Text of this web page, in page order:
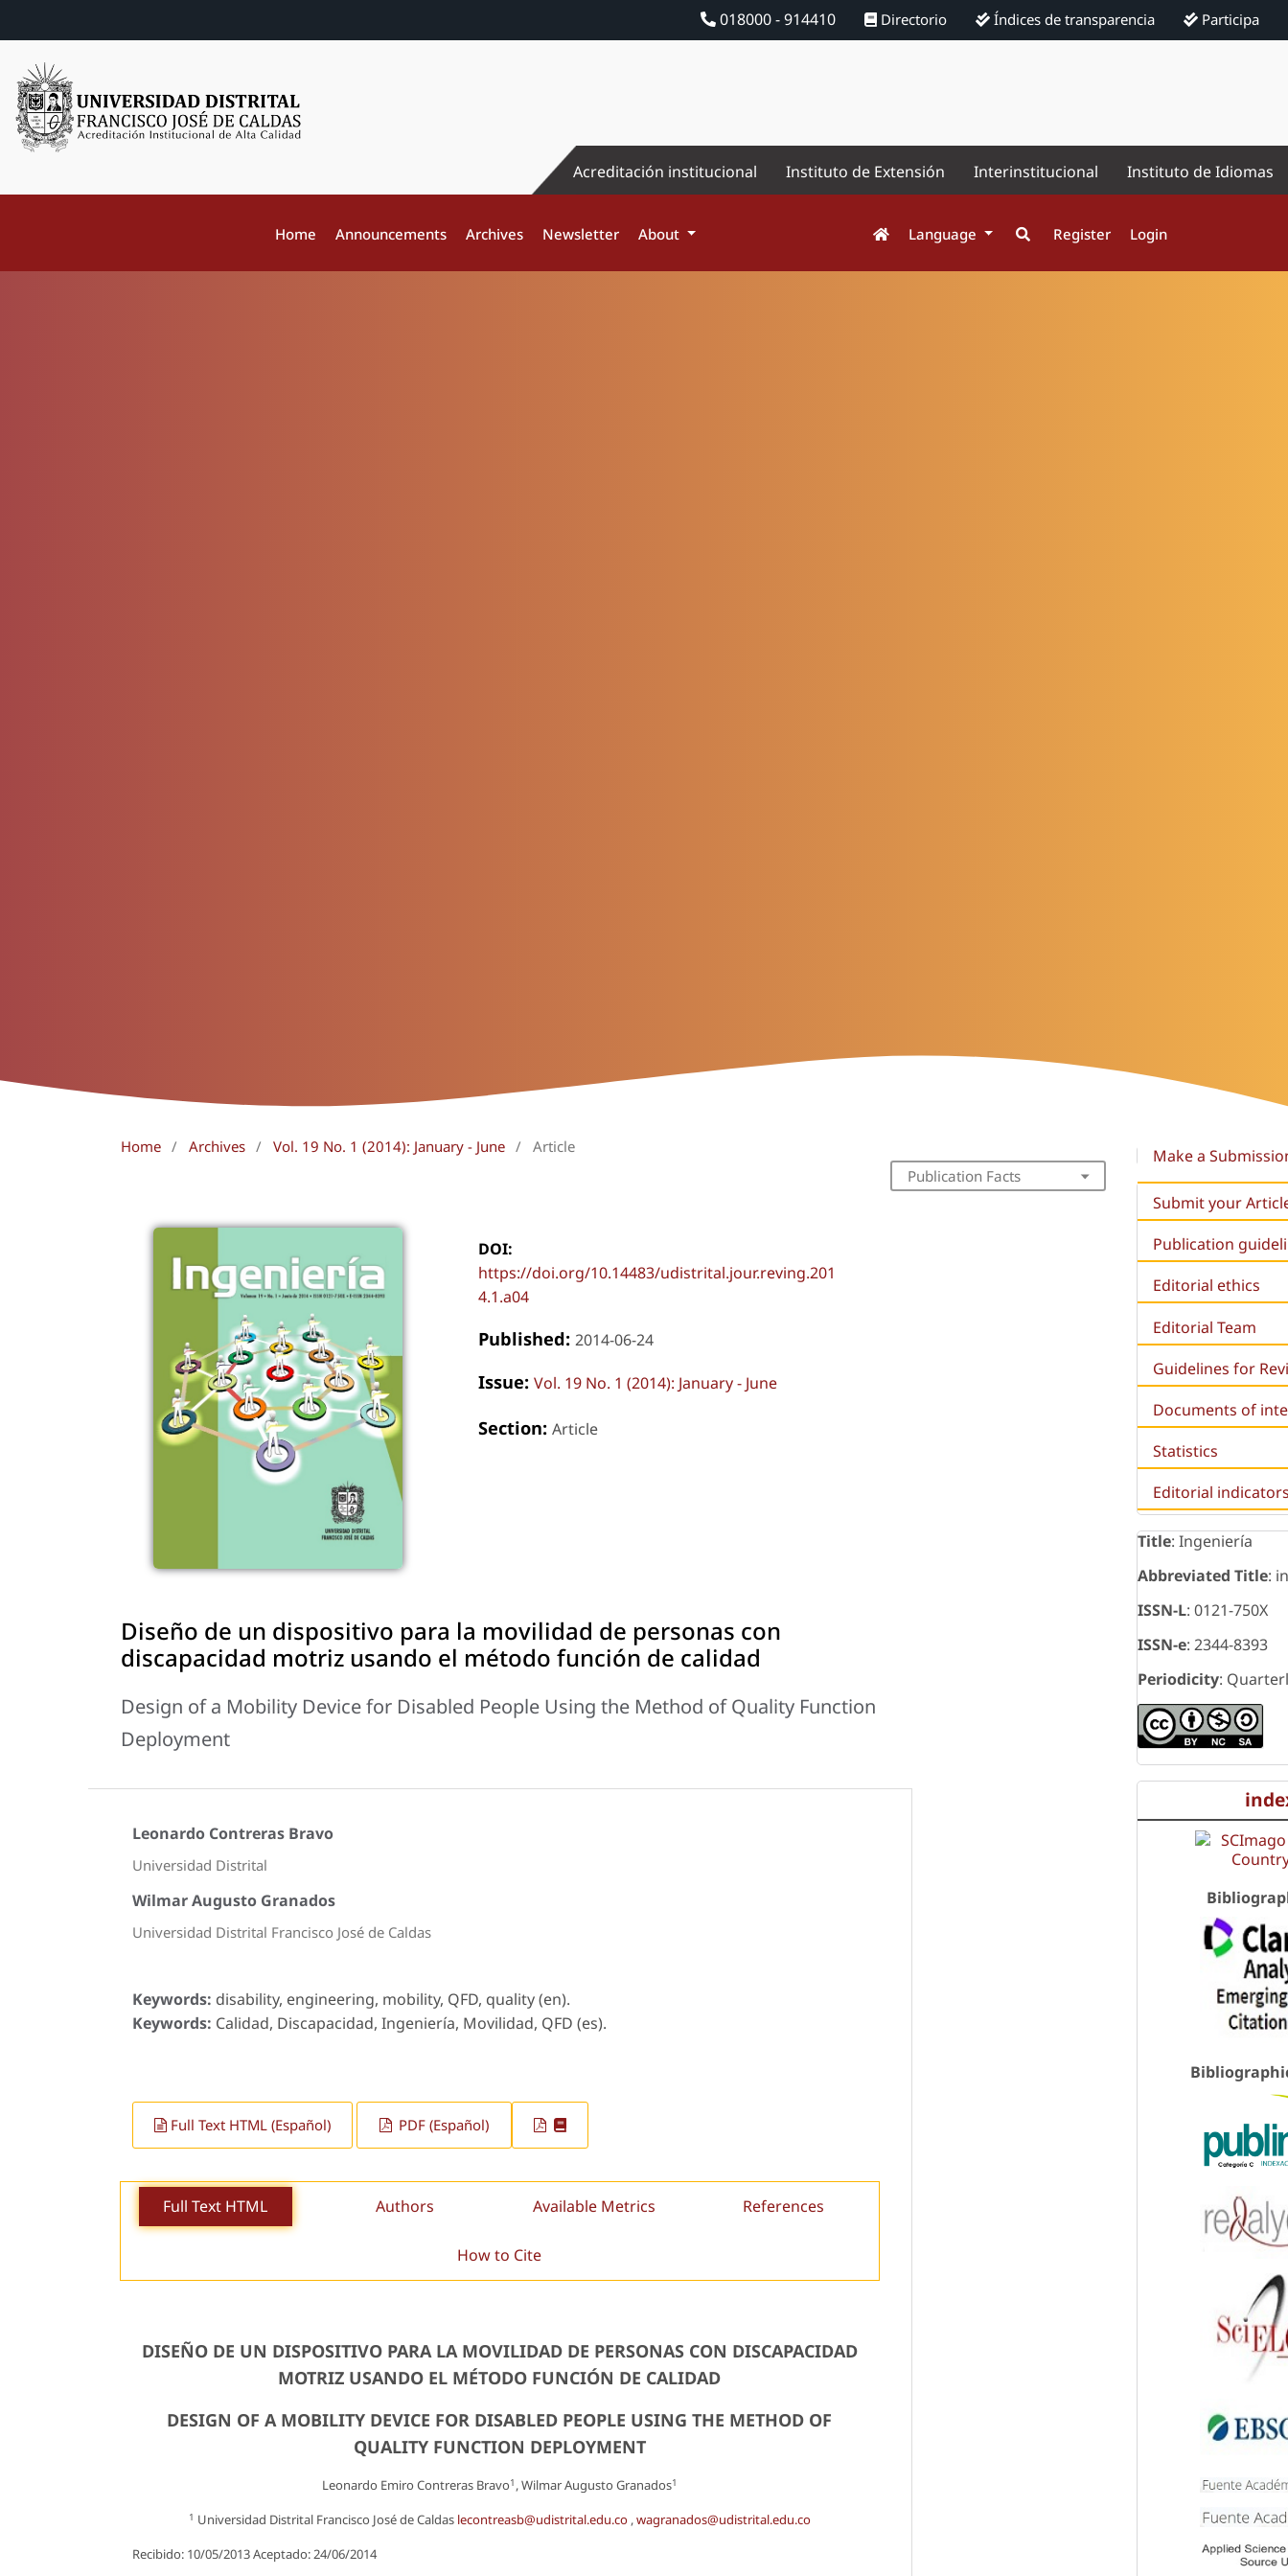
018000 - 914410 Directorio Índices de transparencia Participa
Acreditación institucional Instituto de Extensión Interinstitucional Instituto de Idiomas
Home Announcements Archives Newsletter About Language Register Login
Home / Archives / Vol. 19 No. 1 (2014): January - June / Article
DOI:
https://doi.org/10.14483/udistrital.jour.reving.201
4.1.a04
Published: 2014-06-24
Issue: Vol. 19 No. 1 (2014): January - June
Section: Article
Diseño de un dispositivo para la movilidad de personas con
discapacidad motriz usando el método función de calidad
Design of a Mobility Device for Disabled People Using the Method of Quality Function
Deployment
Leonardo Contreras Bravo
Universidad Distrital
Wilmar Augusto Granados
Universidad Distrital Francisco José de Caldas
Keywords: disability, engineering, mobility, QFD, quality (en).
Keywords: Calidad, Discapacidad, Ingeniería, Movilidad, QFD (es).
Full Text HTML (Español) PDF (Español)
Full Text HTML Authors Available Metrics References
How to Cite
DISEÑO DE UN DISPOSITIVO PARA LA MOVILIDAD DE PERSONAS CON DISCAPACIDAD
MOTRIZ USANDO EL MÉTODO FUNCIÓN DE CALIDAD
DESIGN OF A MOBILITY DEVICE FOR DISABLED PEOPLE USING THE METHOD OF
QUALITY FUNCTION DEPLOYMENT
Leonardo Emiro Contreras Bravo1 , Wilmar Augusto Granados1
1 Universidad Distrital Francisco José de Caldas lecontreasb@udistrital.edu.co ,wagranados@udistrital.edu.co
Recibido: 10/05/2013 Aceptado: 24/06/2014
Publication Facts
Make a
Submit your
Publication
Editorial ethics
Editorial Team
Guidelines for
Documents of
Statistics
Editorial
Title: Ingeniería
Abbreviated Title:
ISSN-L: 0121-750X
ISSN-e: 2344-8393
Periodicity: